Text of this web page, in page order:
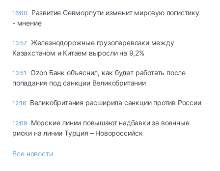
16:00
Развитие Севморпути изменит мировую логистику
- мнение
13:57
Железнодорожные грузоперевозки между
Казахстаном и Китаем выросли на 9,2%
13:51
Ozon Банк объяснил, как будет работать после
попадания под санкции Великобритании
12:16 Великобритания расширила санкции против России
12:09 Морские линии повышают надбавки за военные
риски на линии Турция – Новороссийск
Все новости